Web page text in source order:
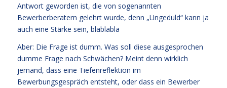
Antwort geworden ist, die von sogenannten
Bewerberberatern gelehrt wurde, denn „Ungeduld“ kann ja
auch eine Stärke sein, blablabla
Aber: Die Frage ist dumm. Was soll diese ausgesprochen
dumme Frage nach Schwächen? Meint denn wirklich
jemand, dass eine Tiefenreflektion im
Bewerbungsgespräch entsteht, oder dass ein Bewerber